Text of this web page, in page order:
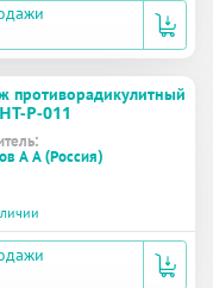
противорадикулитный
P-011
А А (Россия)